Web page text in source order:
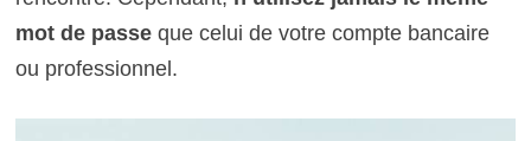
mot de passeque celui de votre compte bancaire
ou professionnel.